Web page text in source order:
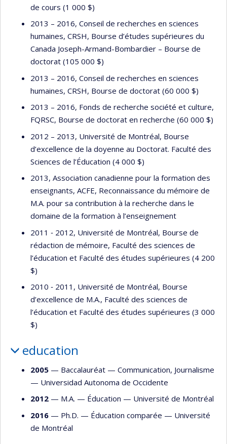
de cours (1 000 $)
2013 – 2016, Conseil de recherches en sciences
humaines, CRSH, Bourse d’études supérieures du
Canada Joseph-Armand-Bombardier – Bourse de
doctorat (105 000 $)
2013 – 2016, Conseil de recherches en sciences
humaines, CRSH, Bourse de doctorat (60 000 $)
2013 – 2016, Fonds de recherche société et culture,
FQRSC, Bourse de doctorat en recherche (60 000 $)
2012 – 2013, Université de Montréal, Bourse
d’excellence de la doyenne au Doctorat. Faculté des
Sciences de l’Éducation (4 000 $)
2013, Association canadienne pour la formation des
enseignants, ACFE, Reconnaissance du mémoire de
M.A. pour sa contribution à la recherche dans le
domaine de la formation à l’enseignement
2011 ‐ 2012, Université de Montréal, Bourse de
rédaction de mémoire, Faculté des sciences de
l’éducation et Faculté des études supérieures (4 200
$)
2010 ‐ 2011, Université de Montréal, Bourse
d’excellence de M.A., Faculté des sciences de
l’éducation et Faculté des études supérieures (3 000
$)
education
2005 — Baccalauréat — Communication, Journalisme
— Universidad Autonoma de Occidente
2012 — M.A. — Éducation — Université de Montréal
2016 — Ph.D. — Éducation comparée — Université
de Montréal